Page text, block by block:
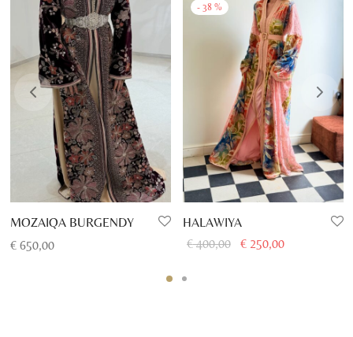
MOZAIQA BURGENDY
€650,00
- 38 %
HALAWIYA
€400,00
Le prix
€250,00